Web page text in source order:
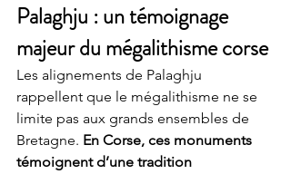
Palaghju : un témoignage
majeur du mégalithisme corse
Les alignements de Palaghju
rappellent que le mégalithisme ne se
limite pas aux grands ensembles de
Bretagne. En Corse, ces monuments
témoignent d’une tradition